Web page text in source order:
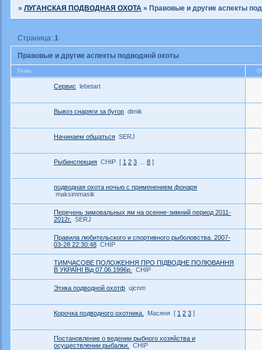
»ЛУГАНСКАЯ ПОДВОДНАЯ ОХОТА » Правовые и другие аспекты
Правовые и другие аспекты подводной охоты
Страница:1
Тема
Сервис lebetart
Вывоз снаряги за бугор dimik
Начинаем общаться SERJ
Рыбинспекция CHIP [ 1 2 3 8 ]
подводная охота ночью с применением фонаря
maksimmasik
Перечень зимовальных ям на осенне-зимний период 2011-
2012г.
SERJ
Правила любительского и спортивного рыболовства. 2007-
03-28 22:30:48 CHIP
ТИМЧАСОВЕ ПОЛОЖЕННЯ ПРО ПIДВОДНЕ ПОЛЮВАННЯ
В УКРАЇНI Вiд 07.06.1996р.
CHIP
Этика подводной охотф ujcnm
Корочка подводного охотника. Масяня [ 1 2 3 ]
Постановление о ведении рыбного хозяйства и
осуществлении рыбалки.
CHIP